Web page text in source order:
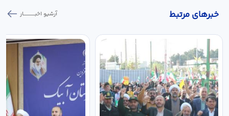
خبر‌های مرتبط آرشیو اخبـــــــــــار